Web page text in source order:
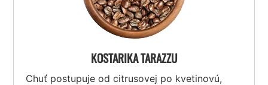
KOSTARIKA TARAZZU
Chuť postupuje od citrusovej po kvetinovú,